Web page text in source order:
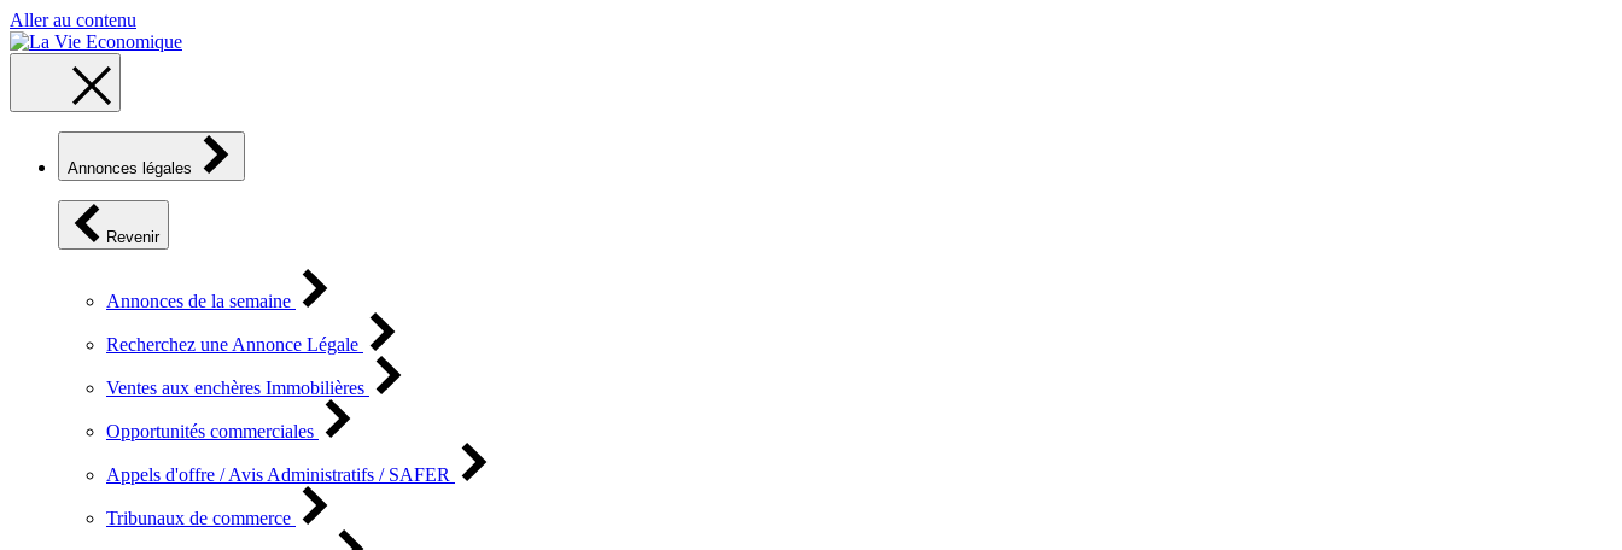
Aller au contenu
Annonces légales
Revenir
Annonces de la semaine
Recherchez une Annonce Légale
Ventes aux enchères Immobilières
Opportunités commerciales
Appels d'offre / Avis Administratifs / SAFER
Tribunaux de commerce